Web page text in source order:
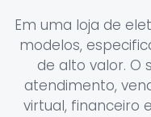
Em uma loja de
modelos,
de alto valor. O
atendimento,
virtual, financeiro